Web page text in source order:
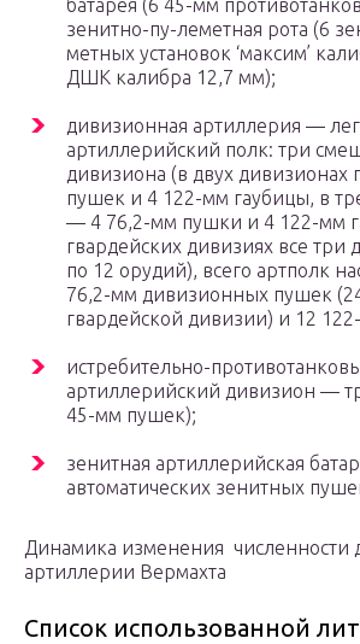
батарея (6 45-мм
зенитно-пу-леметная рота (6
метных установок ‘максим’
ДШК калибра 12,7 мм);
дивизионная артиллерия —
артиллерийский полк: три
дивизиона (в двух дивизионах
пушек и 4 122-мм гаубицы, в
— 4 76,2-мм пушки и 4 122-мм
гвардейских дивизиях все три
по 12 орудий), всего артполк
76,2-мм дивизионных пушек
гвардейской дивизии) и 12
истребительно-
артиллерийский дивизион —
45-мм пушек);
зенитная артиллерийская
автоматических зенитных
Динамика изменения численности
артиллерии Вермахта
Список использованной